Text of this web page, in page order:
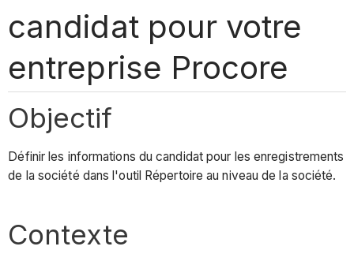
candidat pour votre
entreprise Procore
Objectif
Définir les informations du candidat pour les enregistrements
de la société dans l'outil Répertoire au niveau de la société.
Contexte